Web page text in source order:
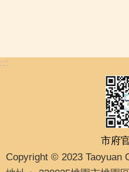
:::
市府
Copyright © 2023 Taoyuan